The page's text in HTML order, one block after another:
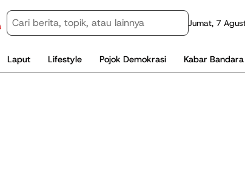
Jumat, 7
Laput Lifestyle Pojok Demokrasi Kabar Bandara